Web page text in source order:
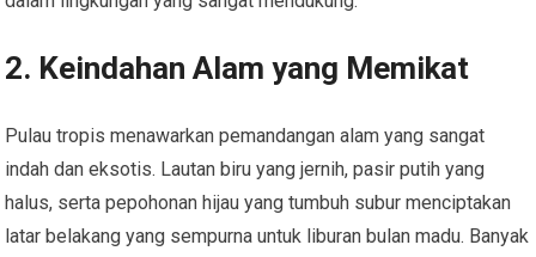
2. Keindahan Alam yang Memikat
Pulau tropis menawarkan pemandangan alam yang sangat
indah dan eksotis. Lautan biru yang jernih, pasir putih yang
halus, serta pepohonan hijau yang tumbuh subur menciptakan
latar belakang yang sempurna untuk liburan bulan madu. Banyak